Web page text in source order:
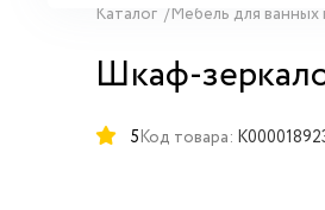
Каталог /Мебель для ванных
Шкаф-
5Код товара: